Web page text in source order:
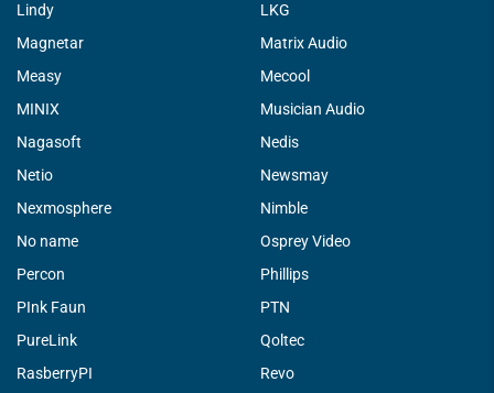
Lindy
LKG
Magnetar
Matrix Audio
Measy
Mecool
MINIX
Musician Audio
Nagasoft
Nedis
Netio
Newsmay
Nexmosphere
Nimble
No name
Osprey Video
Percon
Phillips
PInk Faun
PTN
PureLink
Qoltec
RasberryPI
Revo